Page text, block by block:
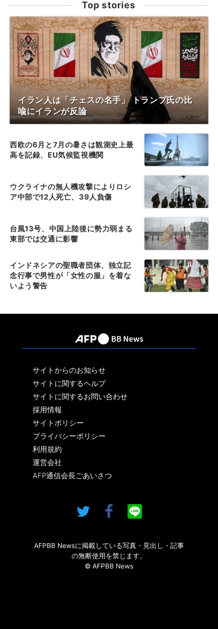
Top stories
イラン人は「チェスの名手」 トランプ氏の比
喩にイランが反論
西欧の6月と7月の暑さは観測史上最
高を記録、EU気候監視機関
ウクライナの無人機攻撃によりロシ
ア中部で12人死亡、39人負傷
台風13号、中国上陸後に勢力弱まる
東部では交通に影響
インドネシアの聖職者団体、独立記
念行事で男性が「女性の服」を着な
いよう警告
サイトからのお知らせ
サイトに関するヘルプ
サイトに関するお問い合わせ
採用情報
サイトポリシー
プライバシーポリシー
利用規約
運営会社
AFP通信会長ごあいさつ
AFPBB Newsに掲載している写真・見出し・記事
の無断使用を禁じます。
© AFPBB News